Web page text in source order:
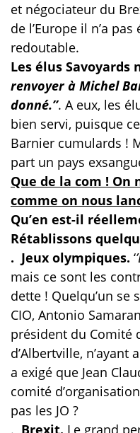
et négociateur du
de l’Europe il n’a
redoutable.
Les élus
renvoyer à Michel
donné.’’. A eux, les
bien servi, puisque
Barnier cumulards !
part un pays
Que de la com ! On
comme on nous
Qu’en est-il
Rétablissons
. Jeux olympiques. ‘
mais ce sont les
dette ! Quelqu’un
CIO, Antonio
président du Comité
d’Albertville,
a exigé que Jean
comité
pas les JO ?